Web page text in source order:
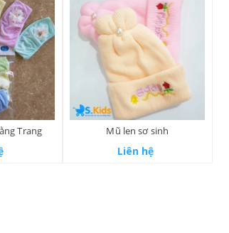
Trang Mũ len sơ sinh
Liên hệ